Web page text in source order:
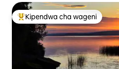
Kipendwa maarufu cha wageni
Kipendwa cha wageni